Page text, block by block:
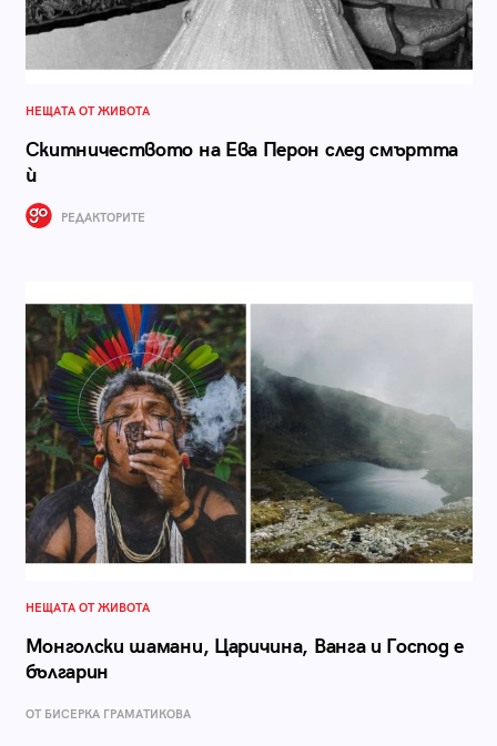
НЕЩАТА ОТ ЖИВОТА
Скитничеството на Ева Перон след смъртта
ѝ
РЕДАКТОРИТЕ
НЕЩАТА ОТ ЖИВОТА
Монголски шамани, Царичина, Ванга и Господ е
българин
ОТ БИСЕРКА ГРАМАТИКОВА